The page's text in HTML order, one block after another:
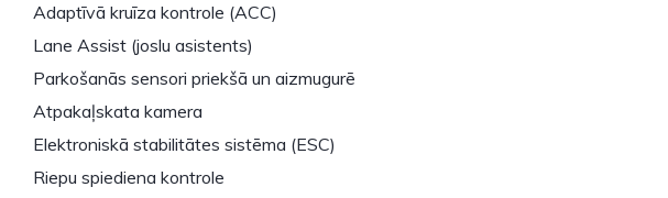
Adaptīvā kruīza kontrole (ACC)
Lane Assist (joslu asistents)
Parkošanās sensori priekšā un aizmugurē
Atpakaļskata kamera
Elektroniskā stabilitātes sistēma (ESC)
Riepu spiediena kontrole